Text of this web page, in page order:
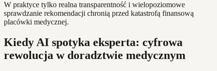
W praktyce tylko realna transparentność i wielopoziomowe
sprawdzanie rekomendacji chronią przed katastrofą finansową
placówki medycznej.
Kiedy AI spotyka eksperta: cyfrowa
rewolucja w doradztwie medycznym